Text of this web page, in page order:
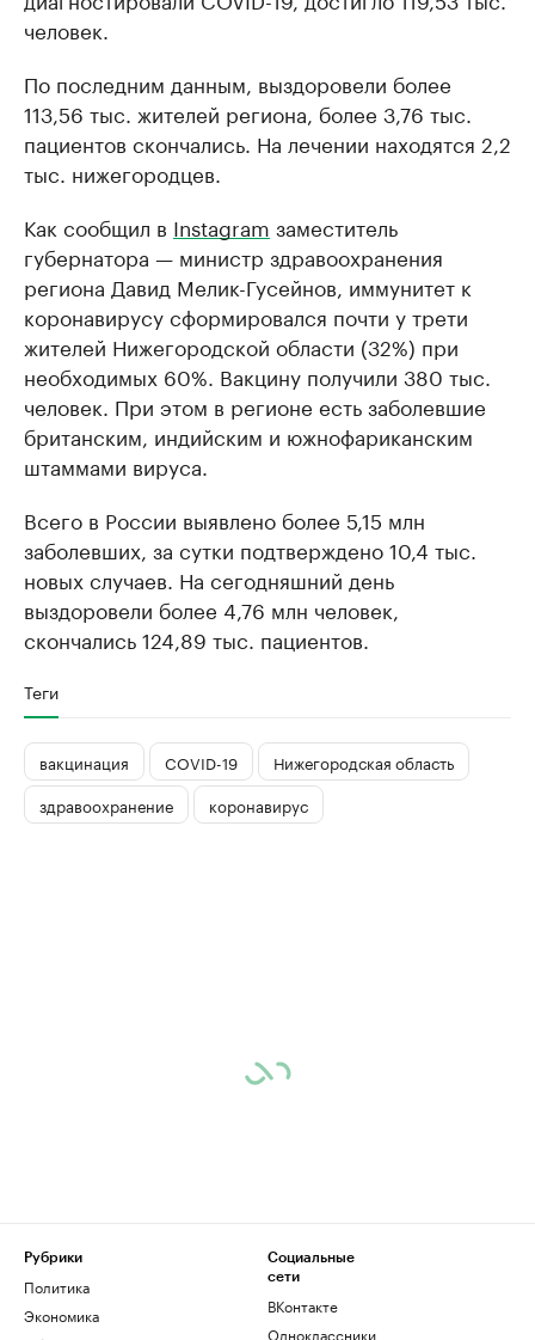
человек.
По последним данным, выздоровели более
113,56 тыс. жителей региона, более 3,76 тыс.
пациентов скончались. На лечении находятся 2,2
тыс. нижегородцев.
Как сообщил в Instagram заместитель
губернатора — министр здравоохранения
региона Давид Мелик-Гусейнов, иммунитет к
коронавирусу сформировался почти у трети
жителей Нижегородской области (32%) при
необходимых 60%. Вакцину получили 380 тыс.
человек. При этом в регионе есть заболевшие
британским, индийским и южнофариканским
штаммами вируса.
Всего в России выявлено более 5,15 млн
заболевших, за сутки подтверждено 10,4 тыс.
новых случаев. На сегодняшний день
выздоровели более 4,76 млн человек,
скончались 124,89 тыс. пациентов.
Теги
вакцинация COVID-19
Нижегородская область
здравоохранение
коронавирус
Рубрики
Политика
Экономика
Социальные
сети
ВКонтакте
Одноклассники